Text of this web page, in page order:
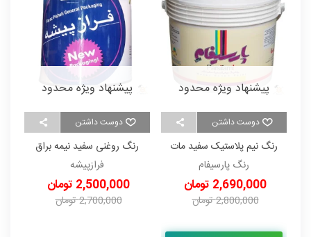
دوست داشتن
پیشنهاد ویژه محدود
رنگ نیم پلاستیک سفید مات
کیلویی
رنگ پارسیفام
2,690,000 تومان
2,800,000 تومان
دوست داشتن
پیشنهاد ویژه محدود
رنگ روغنی سفید نیمه براق
فرازپیشه
2,500,000 تومان
2,700,000 تومان